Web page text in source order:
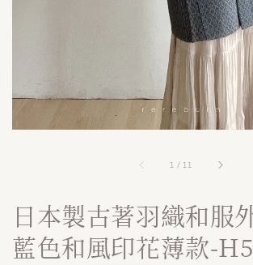
1 / 11
日本製古著羽織和服
藍色和風印花薄款-